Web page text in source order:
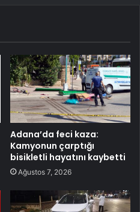
Adana’da feci kaza:
Kamyonun çarptığı
bisikletli hayatını kaybetti
Ağustos 7, 2026